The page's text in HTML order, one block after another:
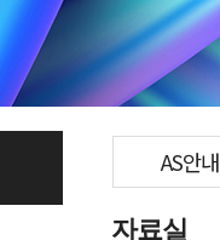
AS안내
자료실